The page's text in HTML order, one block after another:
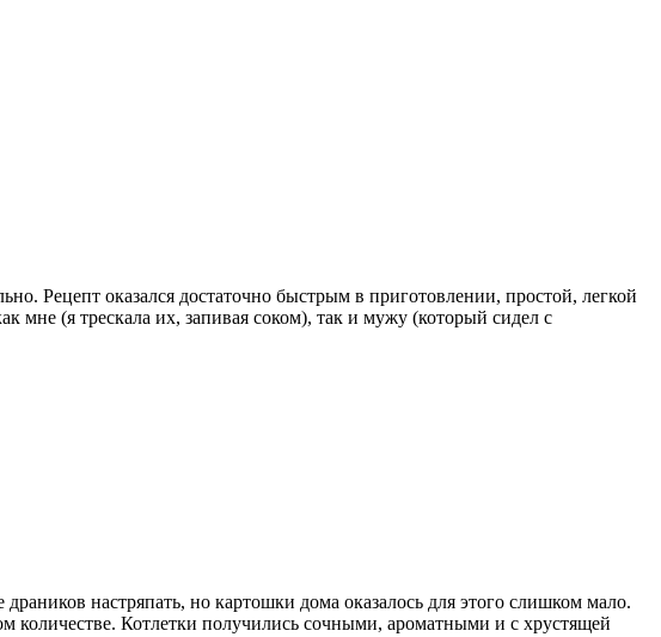
Рецепт оказался достаточно быстрым в приготовлении, простой, легкой
мне (я трескала их, запивая соком), так и мужу (который сидел с
настряпать, но картошки дома оказалось для этого слишком мало.
Котлетки получились сочными, ароматными и с хрустящей